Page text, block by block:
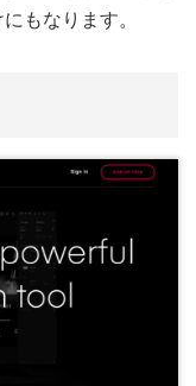
もなります。